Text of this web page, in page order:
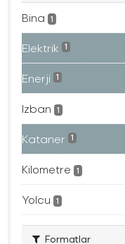
Bina 1
Elektrik 1
Enerji 1
Izban 1
Kataner 1
Kilometre 1
Yolcu 1
Formatlar